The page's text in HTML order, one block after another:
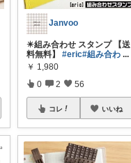
Janvoo
✴️組み合わせ スタンプ 【送
料無料】#eric#組み合わ ...
￥ 1,980
0 2 56
コレ いいね